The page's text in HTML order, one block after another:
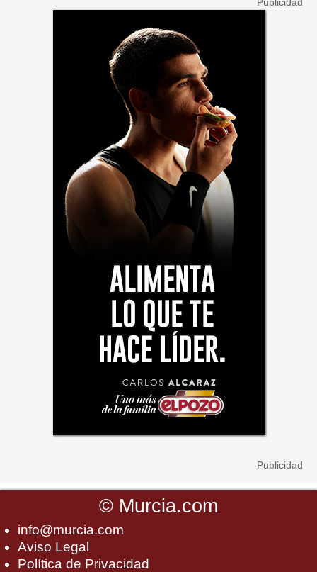
© Murcia.com
info@murcia.com
Aviso Legal
Política de Privacidad